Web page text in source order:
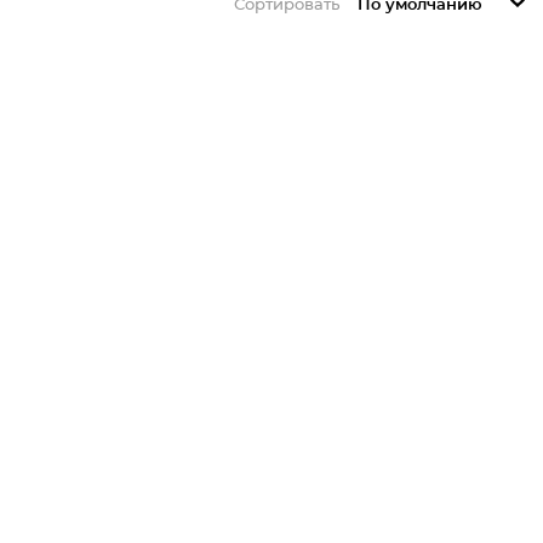
Сортировать По умолчанию